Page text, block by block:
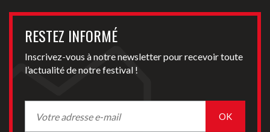
RESTEZ INFORMÉ
Inscrivez-vous à notre newsletter pour recevoir toute
l’actualité de notre festival !